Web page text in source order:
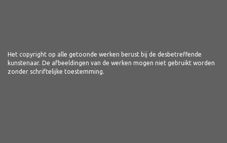
Het copyright op alle getoonde werken berust bij de desbetreffende
kunstenaar. De afbeeldingen van de werken mogen niet gebruikt worden
zonder schriftelijke toestemming.